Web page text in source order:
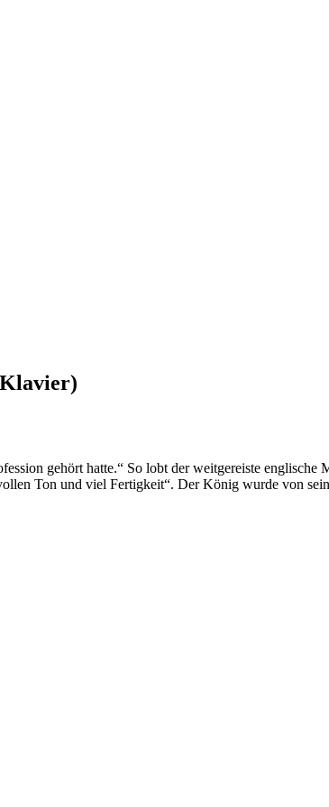
gehört hatte.“ So lobt der weitgereiste englische
Ton und viel Fertigkeit“. Der König wurde von